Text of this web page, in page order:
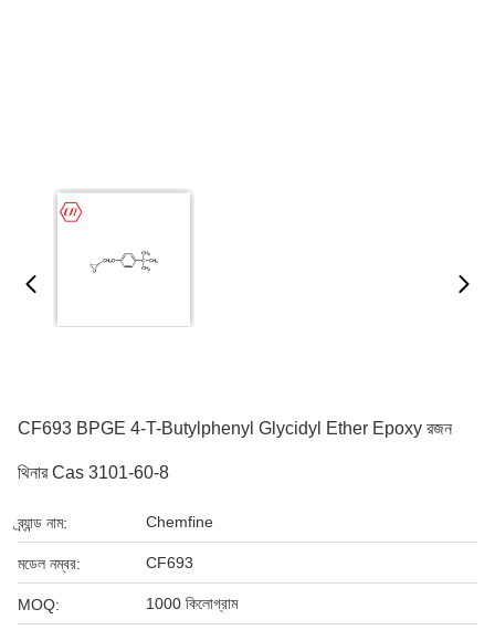
CF693 BPGE 4-T-Butylphenyl Glycidyl Ether Epoxy রজন
থিনার Cas 3101-60-8
ব্র্যান্ড নাম: Chemfine
মডেল নম্বর: CF693
MOQ: 1000 কিলোগ্রাম